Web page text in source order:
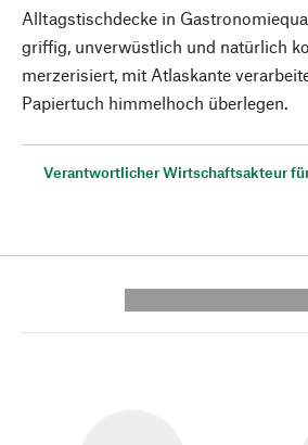
Alltagstischdecke in
griffig, unverwüstlich und natürlich
merzerisiert, mit Atlaskante
Papiertuch himmelhoch überlegen.
Verantwortlicher Wirtschaftsakteur